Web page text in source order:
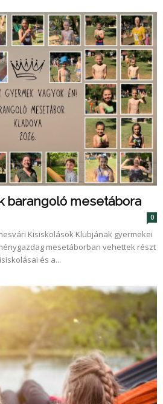
barangoló mesetábora
0
Kisiskolások Klubjának gyermekei
mesetáborban vehettek részt
és a...